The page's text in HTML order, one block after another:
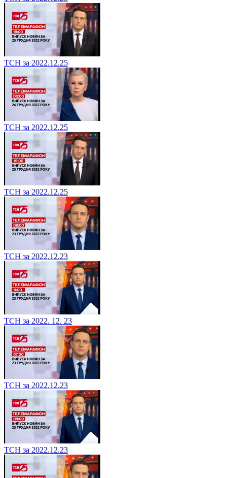
ТСН за 2022.12.25
ТСН за 2022.12.25
ТСН за 2022.12.25
ТСН за 2022.12.23
ТСН за 2022. 12. 23
ТСН за 2022.12.23
ТСН за 2022.12.23